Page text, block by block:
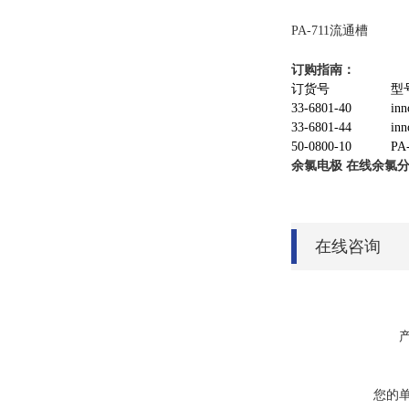
PA-711流通槽
订购指南：
订货号
型
33-6801-40
33-6801-44
50-0800-10
余氯电极 在线余氯
在线咨询
您的